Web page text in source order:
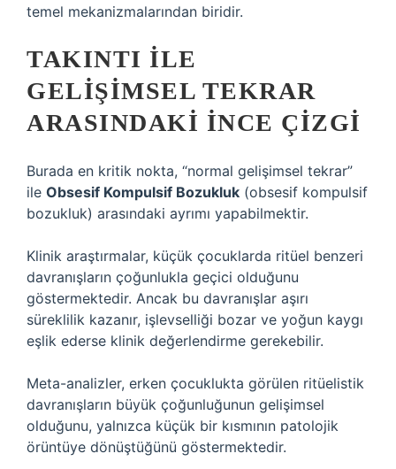
temel mekanizmalarından biridir.
TAKINTI ILE
GELIŞIMSEL TEKRAR
ARASINDAKI İNCE ÇIZGI
Burada en kritik nokta, “normal gelişimsel tekrar”
ile Obsesif Kompulsif Bozukluk (obsesif kompulsif
bozukluk) arasındaki ayrımı yapabilmektir.
Klinik araştırmalar, küçük çocuklarda ritüel benzeri
davranışların çoğunlukla geçici olduğunu
göstermektedir. Ancak bu davranışlar aşırı
süreklilik kazanır, işlevselliği bozar ve yoğun kaygı
eşlik ederse klinik değerlendirme gerekebilir.
Meta-analizler, erken çocuklukta görülen ritüelistik
davranışların büyük çoğunluğunun gelişimsel
olduğunu, yalnızca küçük bir kısmının patolojik
örüntüye dönüştüğünü göstermektedir.